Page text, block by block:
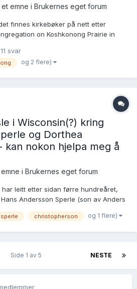
emne i Brukernes eget forum
finnes kirkebøker på nett etter
on Koshkonong Prairie in
en samlet oversikt over hvilke norsk-
som har etterlatt...
11 svar
og 2 flere)
i Wisconsin(?) kring
og Dorthea
kan nokon hjelpa meg å
i Brukernes eget forum
leitt etter sidan førre hundreåret,
Andersson Sperle (son av Anders
(dotter av Anders
sperle christopherson og 1 flere)
NESTE
Side 1 av 5